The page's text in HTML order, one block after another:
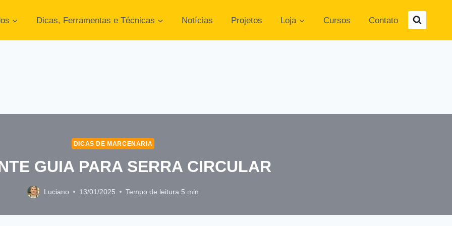
Dicas, Ferramentas e Técnicas Notícias Projetos Loja Cursos Contato
DICAS DE MARCENARIA
GUIA PARA SERRA CIRCULAR
Luciano 13/01/2025 Tempo de leitura 5 min